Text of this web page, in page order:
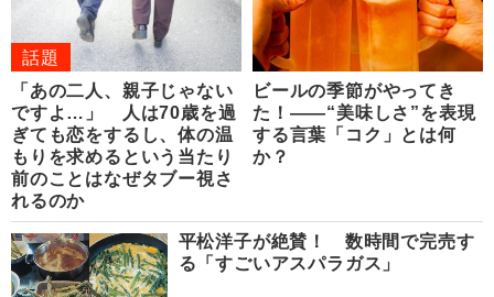
話題
「あの二人、親子じゃない
ですよ…」 人は70歳を過
ぎても恋をするし、体の温
もりを求めるという当たり
前のことはなぜタブー視さ
れるのか
ビールの季節がやってき
た！――“美味しさ”を表現
する言葉「コク」とは何
か？
平松洋子が絶賛！ 数時間で完売す
る「すごいアスパラガス」